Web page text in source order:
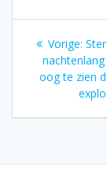
Bericht
Vorige:
oog te zien